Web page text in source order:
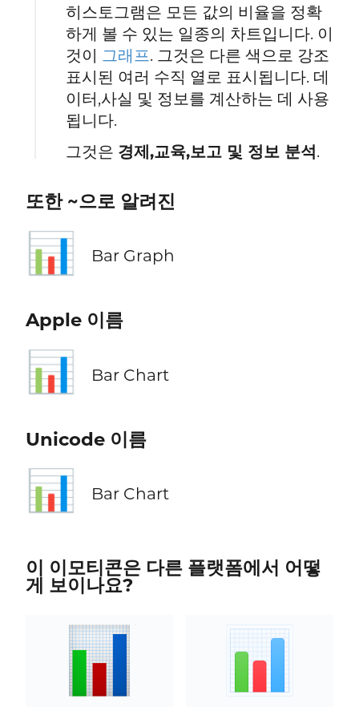
히스토그램은 모든 값의 비율을 정확
하게 볼 수 있는 일종의 차트입니다. 이
것이 그래프. 그것은 다른 색으로 강조
표시된 여러 수직 열로 표시됩니다. 데
이터,사실 및 정보를 계산하는 데 사용
됩니다.
그것은 경제,교육,보고 및 정보 분석.
또한 ~으로 알려진
📊 Bar Graph
Apple 이름
📊 Bar Chart
Unicode 이름
📊 Bar Chart
이 이모티콘은 다른 플랫폼에서 어떻
게 보이나요?